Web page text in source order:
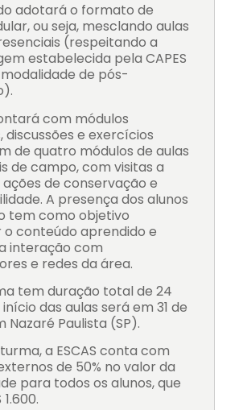
adotará o formato de
ou seja, mesclando aulas
(respeitando a
estabelecida pela CAPES
de pós-
com módulos
discussões e exercícios
de quatro módulos de aulas
de campo, com visitas a
de conservação e
A presença dos alunos
tem como objetivo
o conteúdo aprendido e
interação com
e redes da área.
tem duração total de 24
das aulas será em 31 de
Nazaré Paulista (SP).
a ESCAS conta com
de 50% no valor da
para todos os alunos, que